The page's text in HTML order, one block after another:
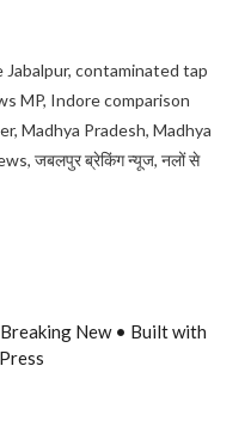
Jabalpur,contaminated tap
MP, Indore comparison
, Madhya Pradesh, Madhya
, जबलपुर ब्रेकिंग न्यूज, नलों से
New• Built with